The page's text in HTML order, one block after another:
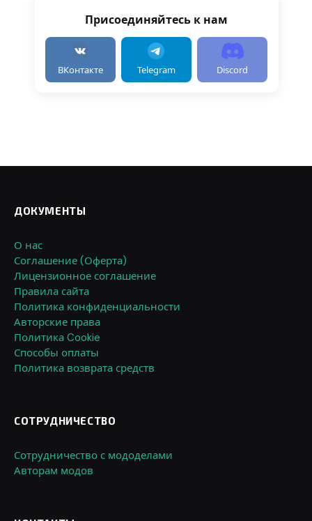
Присоединяйтесь к нам
ВКонтакте Telegram Discord
ДОКУМЕНТЫ
О нас
Соглашение (Оферта)
Лицензионное соглашение
Правила сайта
Политика конфиденциальности
Авторские права
Политика Cookie
Способы оплаты
Политика возврата средств
СОТРУДНИЧЕСТВО
Сотрудничество с мододелами
Авторам модов